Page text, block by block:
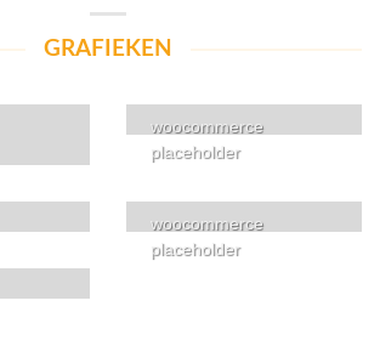
GRAFIEKEN
woocommerce
placeholder
woocommerce
placeholder